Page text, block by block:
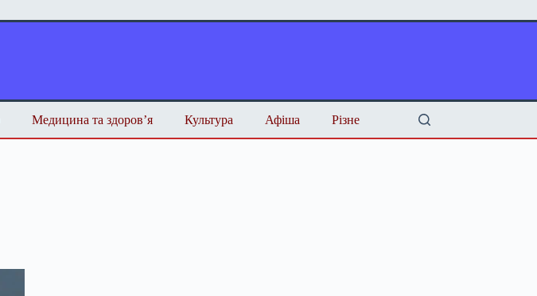
Медицина та здоров’я Культура Афіша Різне